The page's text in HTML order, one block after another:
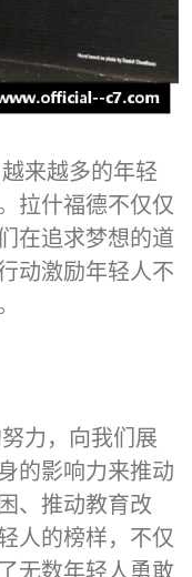
来越多的年轻
拉什福德不仅仅
在追求梦想的道
动激励年轻人不
力，向我们展
的影响力来推动
、推动教育改
人的榜样，不仅
无数年轻人勇敢